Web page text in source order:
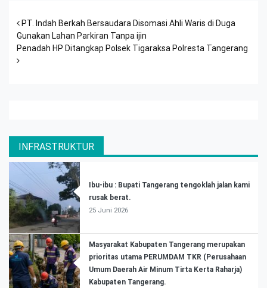
Post navigation
PT. Indah Berkah Bersaudara Disomasi Ahli Waris di Duga
Gunakan Lahan Parkiran Tanpa ijin
Penadah HP Ditangkap Polsek Tigaraksa Polresta Tangerang
INFRASTRUKTUR
Ibu-ibu : Bupati Tangerang tengoklah jalan kami
rusak berat.
25 Juni 2026
Masyarakat Kabupaten Tangerang merupakan
prioritas utama PERUMDAM TKR (Perusahaan
Umum Daerah Air Minum Tirta Kerta Raharja)
Kabupaten Tangerang.